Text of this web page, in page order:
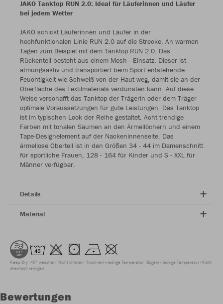
JAKO Tanktop RUN 2.0: Ideal für Läuferinnen und Läufer
bei jedem Wetter
JAKO schickt Läuferinnen und Läufer in der
hochfunktionalen Linie RUN 2.0 auf die Strecke. An warmen
Tagen zum Beispiel mit dem Tanktop RUN 2.0. Das
Rückenteil besteht aus einem Mesh - Einsatz. Dieser ist
atmungsaktiv und transportiert beim Sport entstehende
Feuchtigkeit wie Schweiß von der Haut weg, damit sie an der
Oberfläche des Textilmaterials verdunsten kann. Auf diese
Weise verschafft das Tanktop der Trägerin oder dem Träger
optimale Voraussetzungen für gute Leistungen. Das Tanktop
ist im typischen Look der Reihe gestaltet. Acht trendige
Farben mit tonalen Säumen an den Ärmellöchern und einem
Tape-Designelement auf der Nackeninnenseite. Das
ärmellose Oberteil ist in den Größen 34 - 44 im Damenschnitt
für sportliche Frauen, 128 - 164 für Kinder und S - XXL für
Männer verfügbar.
Details
Material
Keep Dry 40° waschen Nicht chloren Trocknen niedrige Temperatur Bügeln niedrige Temperatur Nicht
chemisch reinigen
Bewertungen